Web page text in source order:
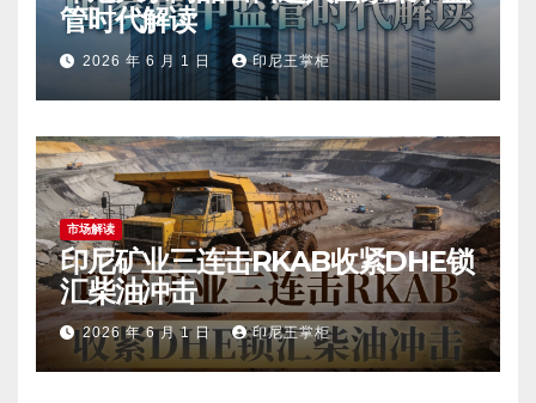
管时代解读
2026 年 6 月 1 日 印尼王掌柜
市场解读
印尼矿业三连击RKAB收紧DHE锁
汇柴油冲击
2026 年 6 月 1 日 印尼王掌柜